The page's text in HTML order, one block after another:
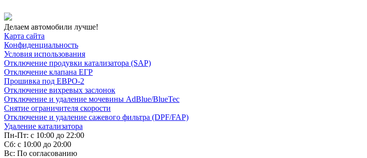
Делаем автомобили лучше!
Карта сайта
Конфиденциальность
Условия использования
Отключение продувки катализатора (SAP)
Отключение клапана ЕГР
Прошивка под ЕВРО-2
Отключение вихревых заслонок
Отключение и удаление мочевины AdBlue/BlueTec
Снятие ограничителя скорости
Отключение и удаление сажевого фильтра (DPF/FAP)
Удаление катализатора
Пн-Пт: с 10:00 до 22:00
Сб: с 10:00 до 20:00
Вс: По согласованию